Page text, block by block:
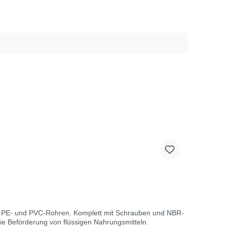
und PVC-Rohren. Komplett mit Schrauben und NBR-
Beförderung von flüssigen Nahrungsmitteln.